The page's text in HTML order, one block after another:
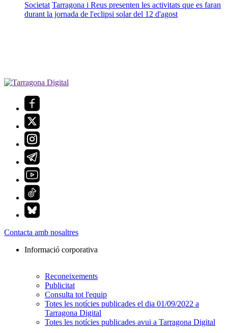
Societat Tarragona i Reus presenten les activitats que es faran
durant la jornada de l'eclipsi solar del 12 d'agost
Contacta amb nosaltres
Informació corporativa
Reconeixements
Publicitat
Consulta tot l'equip
Totes les notícies publicades el dia 01/09/2022 a
Tarragona Digital
Totes les notícies publicades avui a Tarragona Digital